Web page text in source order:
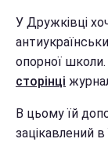
У Дружківці
опорної
сторінці
В цьому їй
зацікавлений